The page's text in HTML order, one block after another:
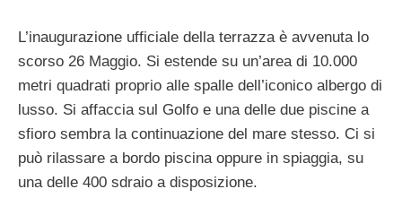
L’inaugurazione ufficiale della terrazza è avvenuta lo
scorso 26 Maggio. Si estende su un’area di 10.000
metri quadrati proprio alle spalle dell’iconico albergo di
lusso. Si affaccia sul Golfo e una delle due piscine a
sfioro sembra la continuazione del mare stesso. Ci si
può rilassare a bordo piscina oppure in spiaggia, su
una delle 400 sdraio a disposizione.